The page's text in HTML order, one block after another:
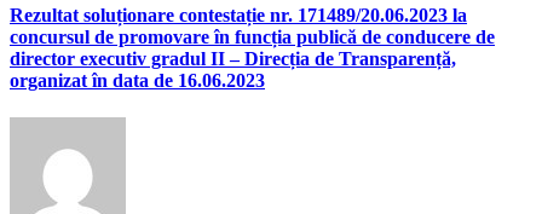
Rezultat soluționare contestație nr. 171489/20.06.2023 la
concursul de promovare în funcția publică de conducere de
director executiv gradul II – Direcția de Transparență,
organizat în data de 16.06.2023